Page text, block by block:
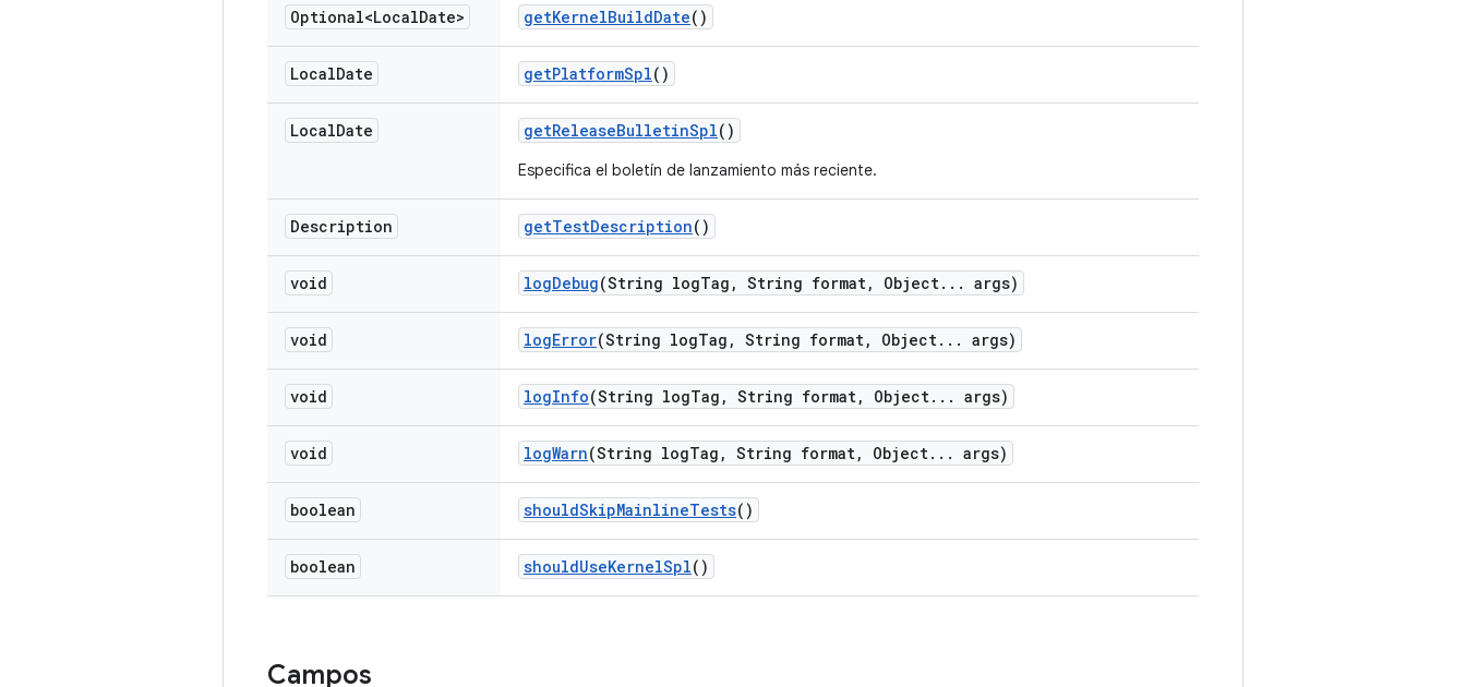
Optional<LocalDate> getKernelBuildDate()
LocalDate getPlatformSpl()
LocalDate getReleaseBulletinSpl()
Especifica el boletín de lanzamiento más reciente.
Description getTestDescription()
void logDebug(String logTag , String format, Object. . . args)
void logError(String logTag , String format, Object. . . args)
void logInfo(String logTag , String format, Object. . . args)
void logWarn(String logTag , String format, Object. . . args)
boolean shouldSkipMainlineTests()
boolean shouldUseKernelSpl()
Campos